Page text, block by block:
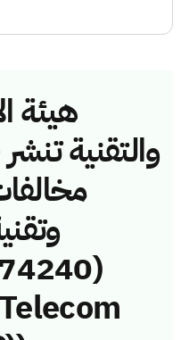
هيئة
والتقنية